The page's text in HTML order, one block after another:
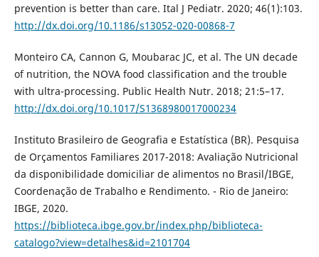
prevention is better than care. Ital J Pediatr. 2020; 46(1):103.
http://dx.doi.org/10.1186/s13052-020-00868-7
Monteiro CA, Cannon G, Moubarac JC, et al. The UN decade
of nutrition, the NOVA food classification and the trouble
with ultra-processing. Public Health Nutr. 2018; 21:5–17.
http://dx.doi.org/10.1017/S1368980017000234
Instituto Brasileiro de Geografia e Estatística (BR). Pesquisa
de Orçamentos Familiares 2017-2018: Avaliação Nutricional
da disponibilidade domiciliar de alimentos no Brasil/IBGE,
Coordenação de Trabalho e Rendimento. - Rio de Janeiro:
IBGE, 2020.
https://biblioteca.ibge.gov.br/index.php/biblioteca-
catalogo?view=detalhes&id=2101704